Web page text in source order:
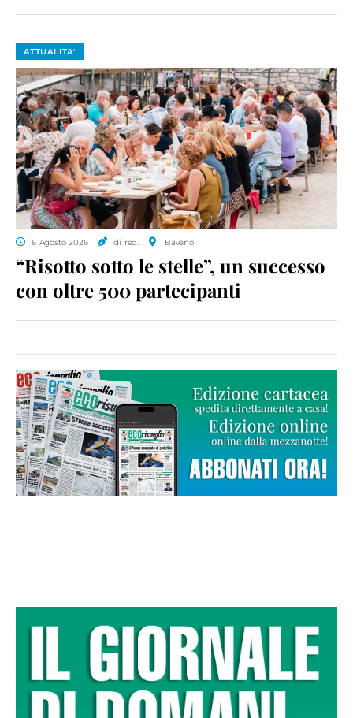
ATTUALITA'
6 Agosto 2026 di red. Baveno
“Risotto sotto le stelle”, un successo
con oltre 500 partecipanti